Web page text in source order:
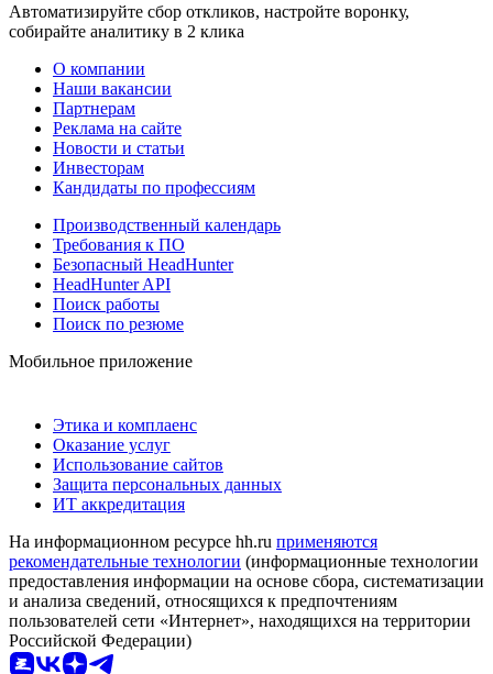
Автоматизируйте сбор откликов, настройте воронку,
собирайте аналитику в 2 клика
О компании
Наши вакансии
Партнерам
Реклама на сайте
Новости и статьи
Инвесторам
Кандидаты по профессиям
Производственный календарь
Требования к ПО
Безопасный HeadHunter
HeadHunter API
Поиск работы
Поиск по резюме
Мобильное приложение
Этика и комплаенс
Оказание услуг
Использование сайтов
Защита персональных данных
ИТ аккредитация
На информационном ресурсе hh.ru применяются
рекомендательные технологии (информационные технологии
предоставления информации на основе сбора, систематизации
и анализа сведений, относящихся к предпочтениям
пользователей сети «Интернет», находящихся на территории
Российской Федерации)